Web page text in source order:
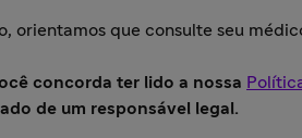
orientamos que consulte seu
concorda ter lido a nossa
de um responsável legal.